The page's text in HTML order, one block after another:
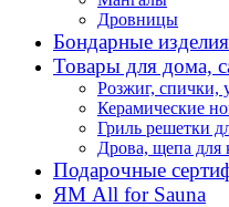
Дровницы
Бондарные изделия
Товары для дома,
Розжиг, спички,
Керамические
Гриль решетки
Дрова, щепа для
Подарочные
ЯМ All for Sauna